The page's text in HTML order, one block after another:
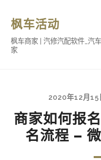
枫车活动
枫车商家 | 汽修汽配软件_汽
家
2020年12月15
商家如何报
名流程 –